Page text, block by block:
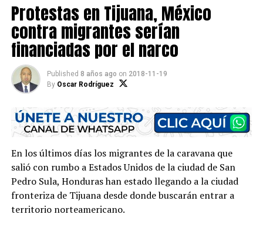
Protestas en Tijuana, México
contra migrantes serían
financiadas por el narco
Published 8 años ago on 2018-11-19
By Oscar Rodríguez
En los últimos días los migrantes de la caravana que
salió con rumbo a Estados Unidos de la ciudad de San
Pedro Sula, Honduras han estado llegando a la ciudad
fronteriza de Tijuana desde donde buscarán entrar a
territorio norteamericano.